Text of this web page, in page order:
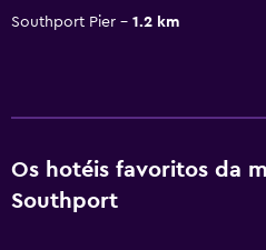
Southport Pier
1.2 km
Os hotéis favoritos da
Southport